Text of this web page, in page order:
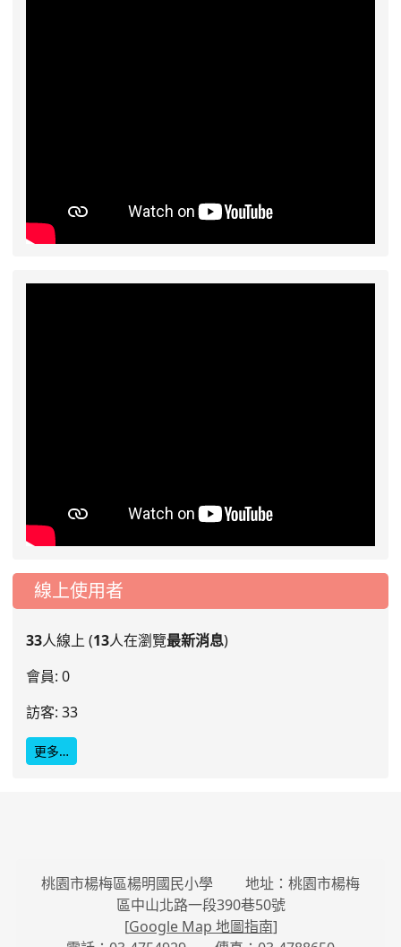
線上使用者
33人線上 (13人在瀏覽最新消息)
會員: 0
訪客: 33
更多…
桃園市楊梅區楊明國民小學 地址：桃園市楊梅
區中山北路一段390巷50號
[Google Map 地圖指南]